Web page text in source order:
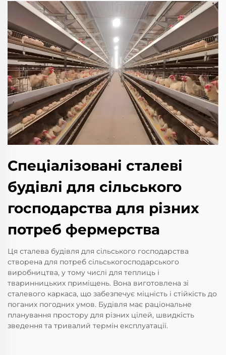
Спеціалізовані сталеві
будівлі для сільського
господарства для різних
потреб фермерства
Ця сталева будівля для сільського господарства
створена для потреб сільськогосподарського
виробництва, у тому числі для теплиць і
тваринницьких приміщень. Вона виготовлена зі
сталевого каркаса, що забезпечує міцність і стійкість до
поганих погодних умов. Будівля має раціональне
планування простору для різних цілей, швидкість
зведення та тривалий термін експлуатації.